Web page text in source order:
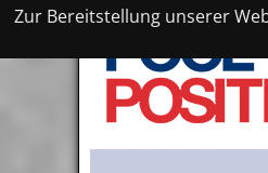
Zur Bereitstellung unserer